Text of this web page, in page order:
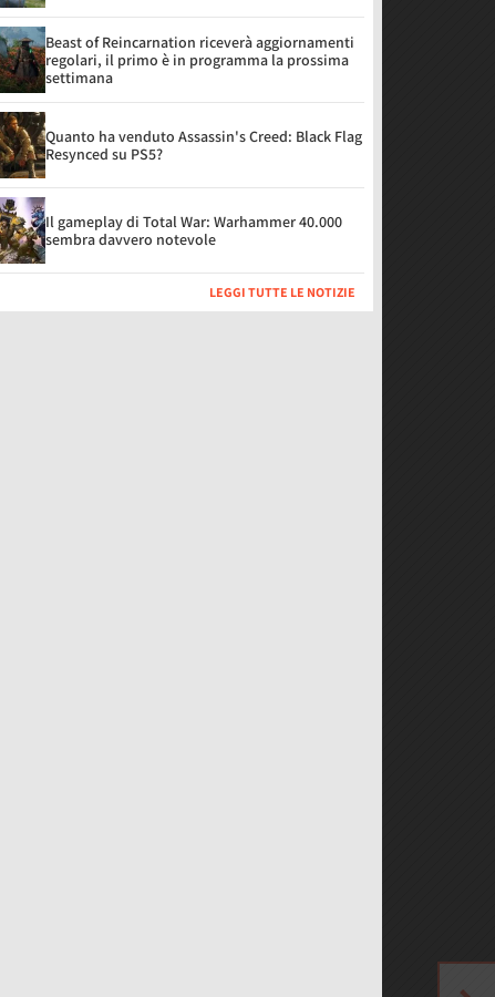
Beast of Reincarnation riceverà aggiornamenti
regolari, il primo è in programma la prossima
settimana
Quanto ha venduto Assassin's Creed: Black Flag
Resynced su PS5?
Il gameplay di Total War: Warhammer 40.000
sembra davvero notevole
LEGGI TUTTE LE NOTIZIE